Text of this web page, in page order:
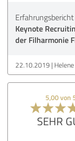
Keynote
der Filharmonie
22.10.2019
5,00 von
SEHR